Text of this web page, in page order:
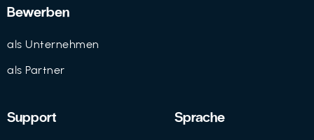
Bewerben
als Unternehmen
als Partner
Support Sprache